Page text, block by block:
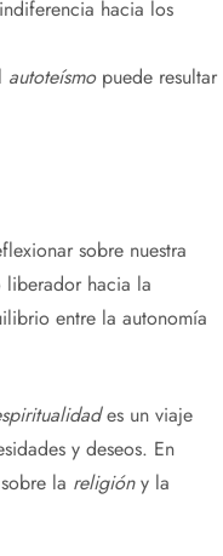
hacia los
autoteísmopuede resultar
sobre nuestra
liberador hacia la
entre la autonomía
es un viaje
y deseos. En
la religióny la